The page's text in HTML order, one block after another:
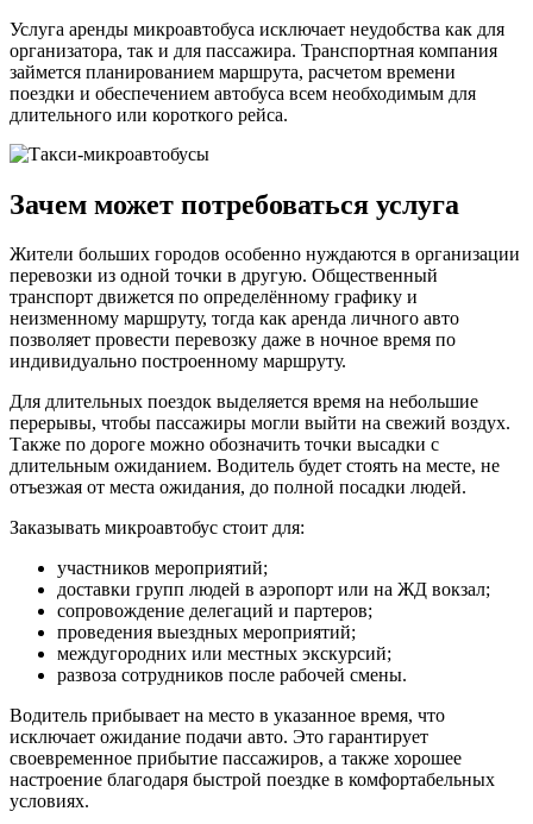
Услуга аренды микроавтобуса исключает неудобства как для
организатора, так и для пассажира. Транспортная компания
займется планированием маршрута, расчетом времени
поездки и обеспечением автобуса всем необходимым для
длительного или короткого рейса.
Зачем может потребоваться услуга
Жители больших городов особенно нуждаются в организации
перевозки из одной точки в другую. Общественный
транспорт движется по определённому графику и
неизменному маршруту, тогда как аренда личного авто
позволяет провести перевозку даже в ночное время по
индивидуально построенному маршруту.
Для длительных поездок выделяется время на небольшие
перерывы, чтобы пассажиры могли выйти на свежий воздух.
Также по дороге можно обозначить точки высадки с
длительным ожиданием. Водитель будет стоять на месте, не
отъезжая от места ожидания, до полной посадки людей.
Заказывать микроавтобус стоит для:
участников мероприятий;
доставки групп людей в аэропорт или на ЖД вокзал;
сопровождение делегаций и партеров;
проведения выездных мероприятий;
междугородних или местных экскурсий;
развоза сотрудников после рабочей смены.
Водитель прибывает на место в указанное время, что
исключает ожидание подачи авто. Это гарантирует
своевременное прибытие пассажиров, а также хорошее
настроение благодаря быстрой поездке в комфортабельных
условиях.